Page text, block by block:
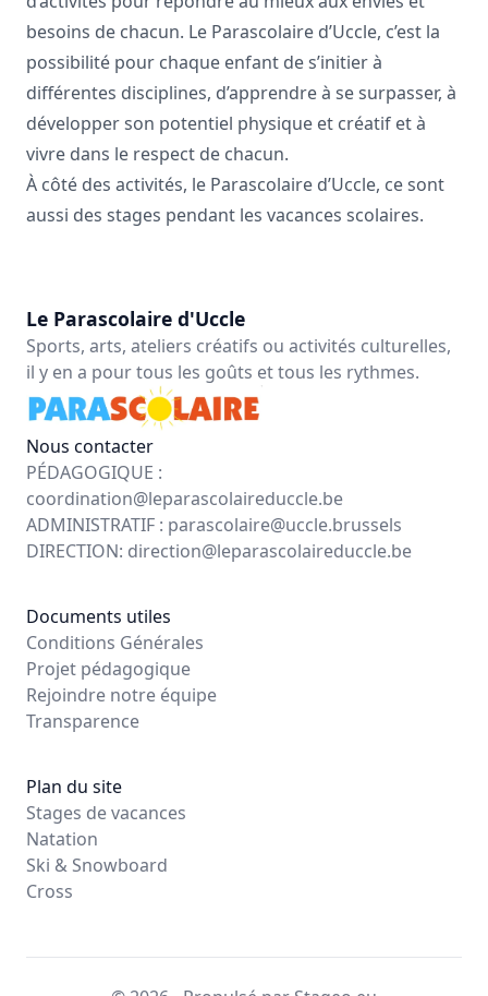
besoins de chacun. Le Parascolaire d’Uccle, c’est la
possibilité pour chaque enfant de s’initier à
différentes disciplines, d’apprendre à se surpasser, à
développer son potentiel physique et créatif et à
vivre dans le respect de chacun.
À côté des activités, le Parascolaire d’Uccle, ce sont
aussi des stages pendant les vacances scolaires.
Le Parascolaire d'Uccle
Sports, arts, ateliers créatifs ou activités culturelles,
il y en a pour tous les goûts et tous les rythmes.
Nous contacter
PÉDAGOGIQUE :
coordination@leparascolaireduccle.be
ADMINISTRATIF : parascolaire@uccle.brussels
DIRECTION: direction@leparascolaireduccle.be
Documents utiles
Conditions Générales
Projet pédagogique
Rejoindre notre équipe
Transparence
Plan du site
Stages de vacances
Natation
Ski & Snowboard
Cross